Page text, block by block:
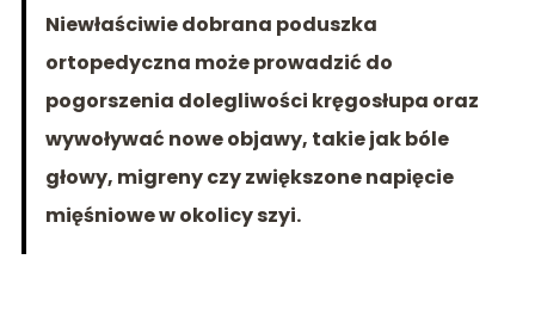
Niewłaściwie dobrana poduszka
ortopedyczna może prowadzić do
pogorszenia dolegliwości kręgosłupa oraz
wywoływać nowe objawy, takie jak bóle
głowy, migreny czy zwiększone napięcie
mięśniowe w okolicy szyi.